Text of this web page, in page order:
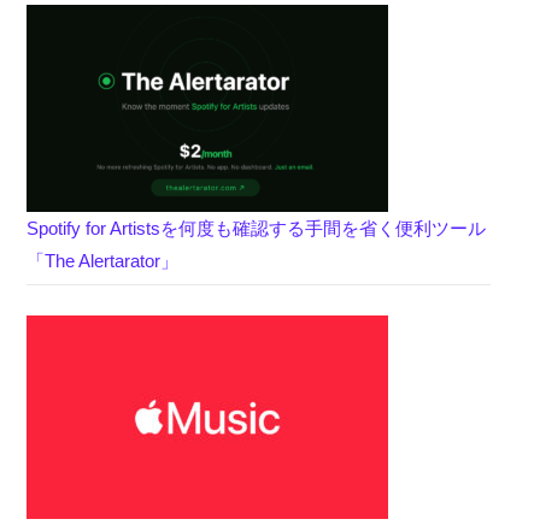
Spotify for Artistsを何度も確認する手間を省く便利ツール
「The Alertarator」